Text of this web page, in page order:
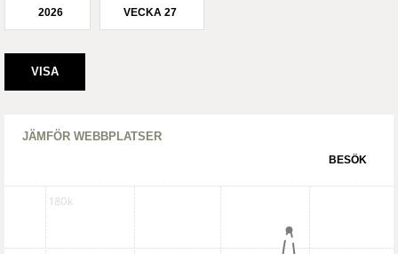
2026 VECKA 27
JÄMFÖR WEBBPLATSER
BESÖK
180k